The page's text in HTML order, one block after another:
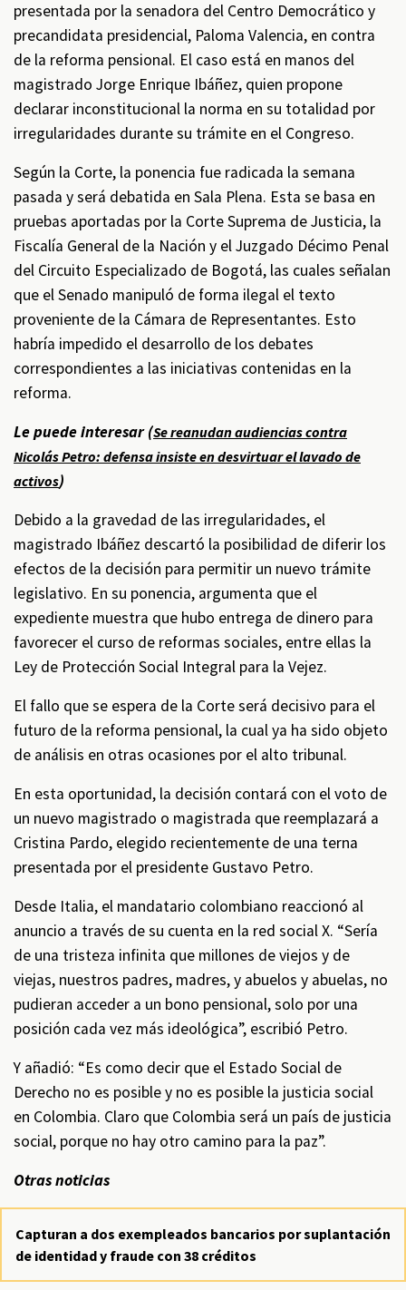
presentada por la senadora del Centro Democrático y
precandidata presidencial, Paloma Valencia, en contra
de la reforma pensional. El caso está en manos del
magistrado Jorge Enrique Ibáñez, quien propone
declarar inconstitucional la norma en su totalidad por
irregularidades durante su trámite en el Congreso.
Según la Corte, la ponencia fue radicada la semana
pasada y será debatida en Sala Plena. Esta se basa en
pruebas aportadas por la Corte Suprema de Justicia, la
Fiscalía General de la Nación y el Juzgado Décimo Penal
del Circuito Especializado de Bogotá, las cuales señalan
que el Senado manipuló de forma ilegal el texto
proveniente de la Cámara de Representantes. Esto
habría impedido el desarrollo de los debates
correspondientes a las iniciativas contenidas en la
reforma.
Le puede interesar (Se reanudan audiencias contra
Nicolás Petro: defensa insiste en desvirtuar el lavado de
activos)
Debido a la gravedad de las irregularidades, el
magistrado Ibáñez descartó la posibilidad de diferir los
efectos de la decisión para permitir un nuevo trámite
legislativo. En su ponencia, argumenta que el
expediente muestra que hubo entrega de dinero para
favorecer el curso de reformas sociales, entre ellas la
Ley de Protección Social Integral para la Vejez.
El fallo que se espera de la Corte será decisivo para el
futuro de la reforma pensional, la cual ya ha sido objeto
de análisis en otras ocasiones por el alto tribunal.
En esta oportunidad, la decisión contará con el voto de
un nuevo magistrado o magistrada que reemplazará a
Cristina Pardo, elegido recientemente de una terna
presentada por el presidente Gustavo Petro.
Desde Italia, el mandatario colombiano reaccionó al
anuncio a través de su cuenta en la red social X. “Sería
de una tristeza infinita que millones de viejos y de
viejas, nuestros padres, madres, y abuelos y abuelas, no
pudieran acceder a un bono pensional, solo por una
posición cada vez más ideológica”, escribió Petro.
Y añadió: “Es como decir que el Estado Social de
Derecho no es posible y no es posible la justicia social
en Colombia. Claro que Colombia será un país de justicia
social, porque no hay otro camino para la paz”.
Otras noticias
Capturan a dos exempleados bancarios por suplantación
de identidad y fraude con 38 créditos